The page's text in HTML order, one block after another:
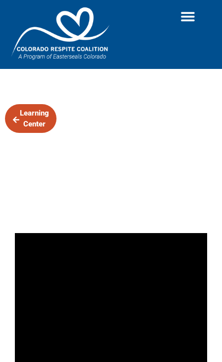
Learning
Center